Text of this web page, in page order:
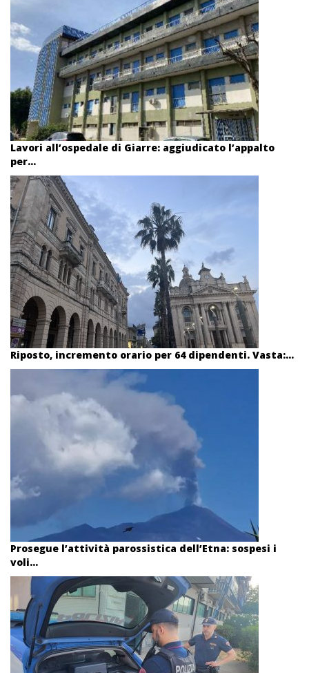
Lavori all’ospedale di Giarre: aggiudicato l’appalto
per...
Riposto, incremento orario per 64 dipendenti. Vasta:...
Prosegue l’attività parossistica dell’Etna: sospesi i
voli...